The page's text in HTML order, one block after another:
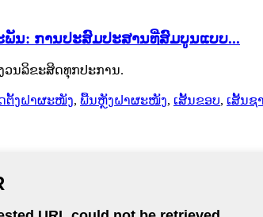
ນ: ການປະສົມປະສານທີ່ສົມບູນແບບ...
ວນລິຂະສິດທຸກປະການ.
ຕັ້ງຝາຜະໜັງ, ພື້ນຫຼັງຝາຜະໜັງ, ເສັ້ນຂອບ, ເສັ້ນຊ